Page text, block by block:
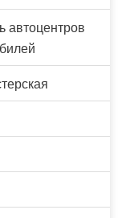
автоцентров